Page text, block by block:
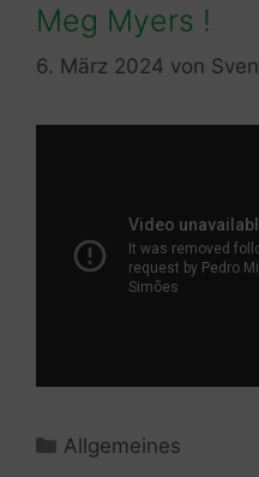
Meg Myers !
6. März 2024 von Sven
Kategorien
Allgemeines